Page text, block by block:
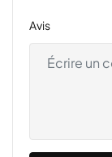
Avis